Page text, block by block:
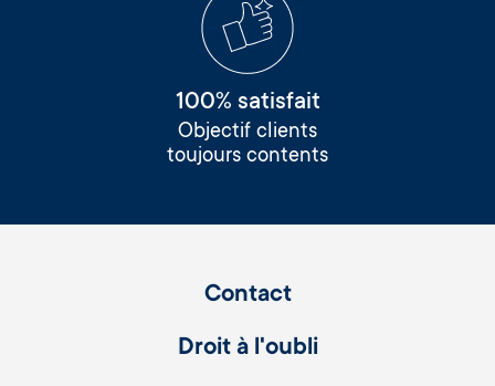
100% satisfait
Objectif clients
toujours contents
Contact
Droit à l'oubli